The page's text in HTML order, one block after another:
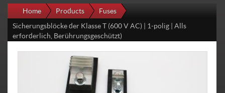
Home Products
Fuses
Sicherungsblöcke der Klasse T (600 V AC) | 1-polig | Alls
erforderlich, Berührungsgeschützt)